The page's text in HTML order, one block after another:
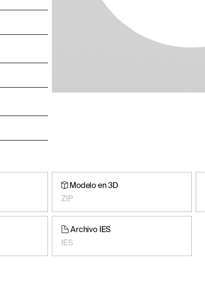
Modelo en 3D
ZIP
Archivo IES
IES